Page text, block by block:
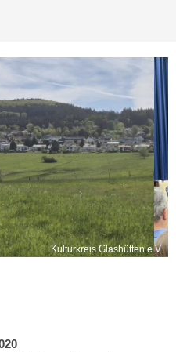
Kulturkreis Glashütten e.V.